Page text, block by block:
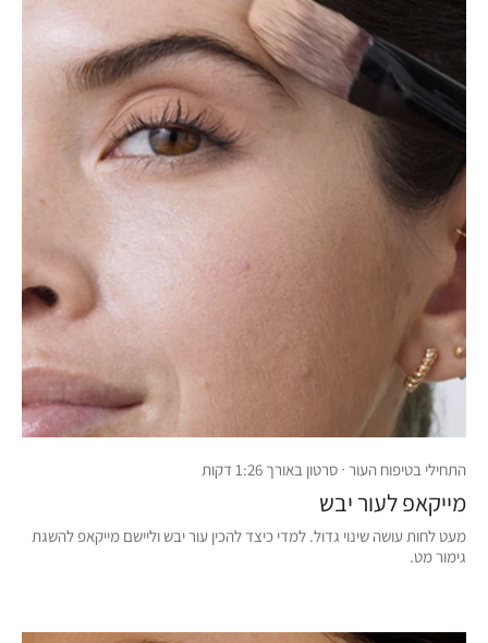
התחילי בטיפוח העור · סרטון באורך 1:26 דקות
מייקאפ לעור יבש
מעט לחות עושה שינוי גדול. למדי כיצד להכין עור יבש וליישם מייקאפ להשגת
גימור מט.